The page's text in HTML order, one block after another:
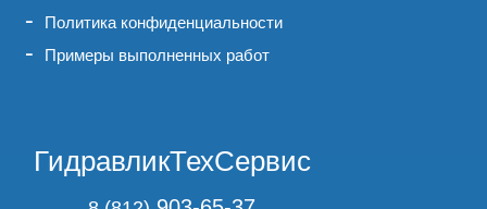
Политика конфиденциальности
Примеры выполненных работ
ГидравликТехСервис